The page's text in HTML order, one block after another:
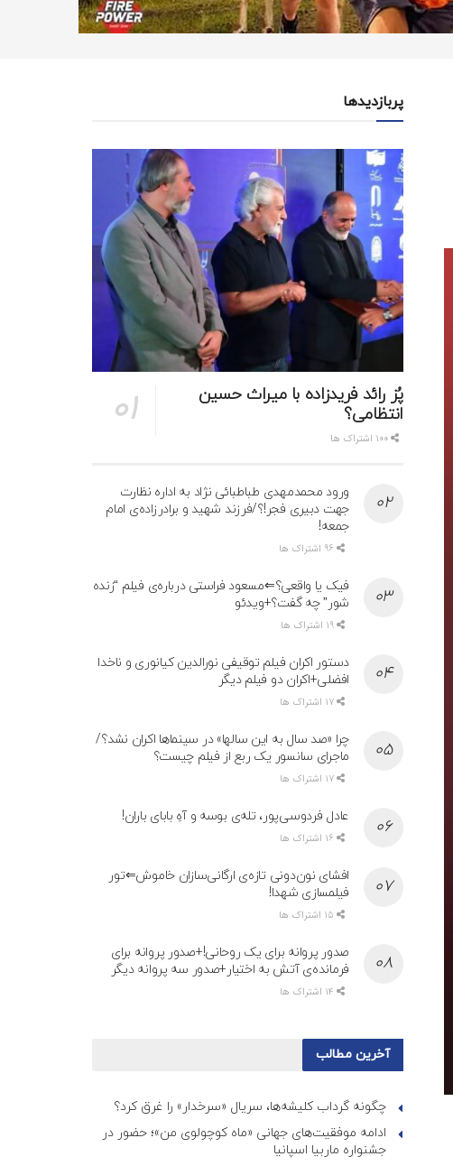
پربازدیدها
پُز رائد فریدزاده با میراث حسین
انتظامی؟
ورود محمدمهدی طباطبائی نژاد به اداره نظارت
جهت دبیری فجر!؟/فرزند شهید و برادرزاده‌ی امام
جمعه!
فیک یا واقعی؟⇐مسعود فراستی درباره‌ی فیلم “زنده
شور” چه گفت؟+ویدئو
دستور اکران فیلم توقیفی نورالدین کیانوری و ناخدا
افضلی+اکران دو فیلم دیگر
چرا «صد سال به این سالها» در سینماها اکران نشد؟/
ماجرای سانسور یک ربع از فیلم چیست؟
عادل فردوسی‌پور، تله‌ی بوسه و آهِ بابای باران!
افشای نون‌دونی تازه‌ی ارگانی‌سازان خاموش⇐تور
فیلمسازی شهدا!
صدور پروانه برای یک روحانی!+صدور پروانه برای
فرمانده‌ی آتش به اختیار+صدور سه پروانه دیگر
آخرین مطالب
چگونه گرداب کلیشه‌ها، سریال «سرخدار» را غرق کرد؟
ادامه موفقیت‌های جهانی «ماه کوچولوی من»؛ حضور در
جشنواره ماربیا اسپانیا